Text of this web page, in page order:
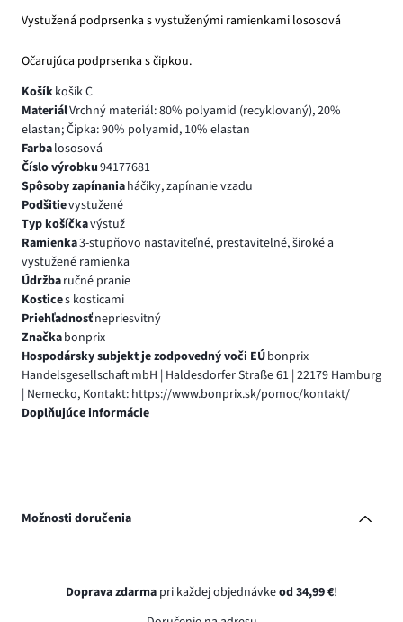
Vystužená podprsenka s vystuženými ramienkami lososová
Očarujúca podprsenka s čipkou.
Košíkkošík C
MateriálVrchný materiál: 80% polyamid (recyklovaný), 20%
elastan; Čipka: 90% polyamid, 10% elastan
Farbalososová
Číslo výrobku94177681
Spôsoby zapínaniaháčiky, zapínanie vzadu
Podšitievystužené
Typ košíčkavýstuž
Ramienka3-stupňovo nastaviteľné, prestaviteľné, široké a
vystužené ramienka
Údržbaručné pranie
Kostices kosticami
Priehľadnosťnepriesvitný
Značkabonprix
Hospodársky subjekt je zodpovedný voči EÚbonprix
Handelsgesellschaft mbH | Haldesdorfer Straße 61 | 22179 Hamburg
| Nemecko, Kontakt: https://www.bonprix.sk/pomoc/kontakt/
Doplňujúce informácie
Možnosti doručenia
Doprava zdarma pri každej objednávkeod 34,99 €!